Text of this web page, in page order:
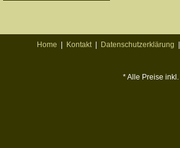
Home Kontakt Datenschutzerklärung
* Alle Preise